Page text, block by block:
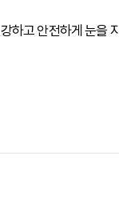
하고 안전하게 눈을